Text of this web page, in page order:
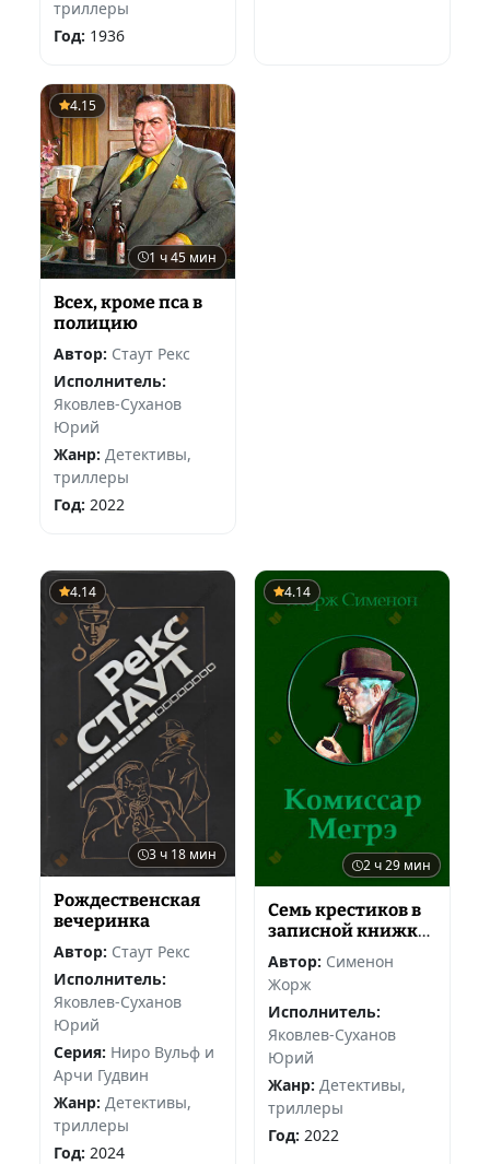
триллеры
Год: 1936
4.15
1 ч 45 мин
Всех, кроме пса в
полицию
Автор: Стаут Рекс
Исполнитель:
Яковлев-Суханов
Юрий
Жанр: Детективы,
триллеры
Год: 2022
4.14
3 ч 18 мин
Рождественская
вечеринка
Автор: Стаут Рекс
Исполнитель:
Яковлев-Суханов
Юрий
Серия: Ниро Вульф и
Арчи Гудвин
Жанр: Детективы,
триллеры
Год: 2024
4.14
2 ч 29 мин
Семь крестиков в
записной книжке
инспектора
Лекера
Автор: Сименон
Жорж
Исполнитель:
Яковлев-Суханов
Юрий
Жанр: Детективы,
триллеры
Год: 2022